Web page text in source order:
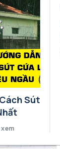
Sút